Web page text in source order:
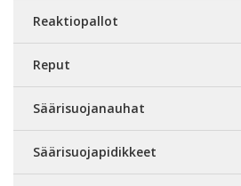
Reaktiopallot
Reput
Säärisuojanauhat
Säärisuojapidikkeet